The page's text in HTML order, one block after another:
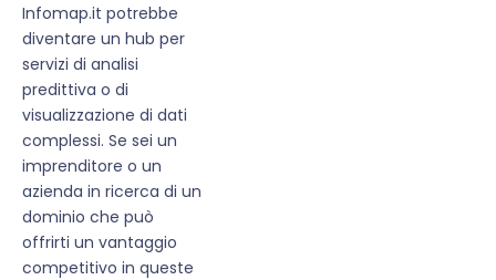
Infomap.it potrebbe
diventare un hub per
servizi di analisi
predittiva o di
visualizzazione di dati
complessi. Se sei un
imprenditore o un
azienda in ricerca di un
dominio che può
offrirti un vantaggio
competitivo in queste